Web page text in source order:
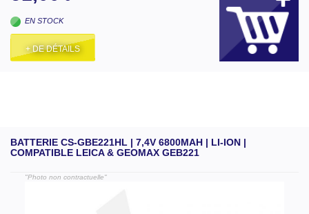
EN STOCK
+ DE DÉTAILS
BATTERIE CS-GBE221HL | 7,4V 6800MAH | LI-ION |
COMPATIBLE LEICA & GEOMAX GEB221
"Photo non contractuelle"